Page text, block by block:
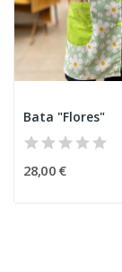
Bata "Flores"
28,00 €